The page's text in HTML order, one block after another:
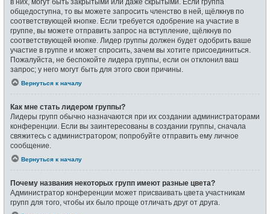
общедоступна, то вы можете запросить членство в ней, щёлкнув по
соответствующей кнопке. Если требуется одобрение на участие в
группе, вы можете отправить запрос на вступление, щёлкнув по
соответствующей кнопке. Лидер группы должен будет одобрить ваше
участие в группе и может спросить, зачем вы хотите присоединиться.
Пожалуйста, не беспокойте лидера группы, если он отклонил ваш
запрос; у него могут быть для этого свои причины.
Вернуться к началу
Как мне стать лидером группы?
Лидеры групп обычно назначаются при их создании администраторами
конференции. Если вы заинтересованы в создании группы, сначала
свяжитесь с администратором; попробуйте отправить ему личное
сообщение.
Вернуться к началу
Почему названия некоторых групп имеют разные цвета?
Администратор конференции может присваивать цвета участникам
групп для того, чтобы их было проще отличать друг от друга.